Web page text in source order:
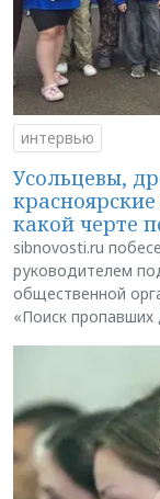
интервью
Усольцевы,
какой черте
sibnovosti.ru
руководителем
общественной
«Поиск